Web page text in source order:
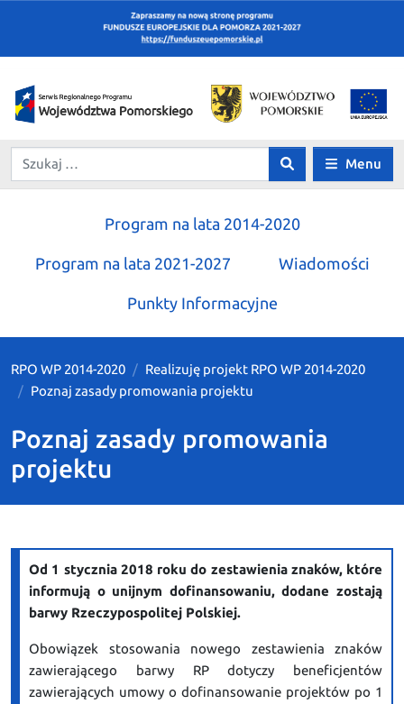
Menu
Program na lata 2014-2020
Program na lata 2021-2027 Wiadomości
Punkty Informacyjne
RPO WP 2014-2020
Realizuję projekt RPO WP 2014-2020
Poznaj zasady promowania projektu
Poznaj zasady promowania
projektu
Od 1 stycznia 2018 roku do zestawienia znaków, które
informują o unijnym dofinansowaniu, dodane zostają
barwy Rzeczypospolitej Polskiej.
Obowiązek stosowania nowego zestawienia znaków
zawierającego barwy RP dotyczy beneficjentów
zawierających umowy o dofinansowanie projektów po 1